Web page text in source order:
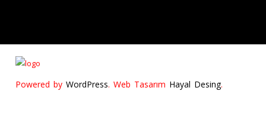
Powered by WordPress. Web Tasarım Hayal Desing.